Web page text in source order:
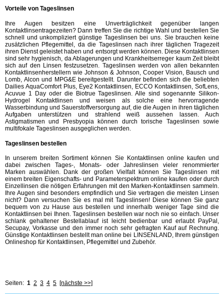
Vorteile von Tageslinsen
Ihre Augen besitzen eine Unverträglichkeit gegenüber langen
Kontaktlinsentragezeiten? Dann treffen Sie die richtige Wahl und bestellen Sie
schnell und unkompliziert günstige Tageslinsen bei uns. Sie brauchen keine
zusätzlichen Pflegemittel, da die Tageslinsen nach ihrer täglichen Tragezeit
ihren Dienst geleistet haben und entsorgt werden können. Diese Kontaktlinsen
sind sehr hygienisch, da Ablagerungen und Krankheitserreger kaum Zeit bleibt
sich auf den Linsen festzusetzen. Tageslinsen werden von allen bekannten
Kontaktlinsenherstellern wie Johnson & Johnson, Cooper Vision, Bausch und
Lomb, Alcon und MPG&E bereitgestellt. Darunter befinden sich die beliebten
Dailies AquaComfort Plus, Eye2 Kontaktlinsen, ECCO Kontaktlinsen, SofLens,
Acuvue 1 Day oder die Biotrue Tageslinsen. Alle sind sogenannte Silikon-
Hydrogel Kontaktlinsen und weisen als solche eine hervorragende
Wasserbindung und Sauerstoffversorgung auf, die die Augen in ihren täglichen
Aufgaben unterstützen und strahlend weiß aussehen lassen. Auch
Astigmatismen und Presbyopia können durch torische Tageslinsen sowie
multifokale Tageslinsen ausgeglichen werden.
Tageslinsen bestellen
In unserem breiten Sortiment können Sie Kontaktlinsen online kaufen und
dabei zwischen Tages-, Monats- oder Jahreslinsen vieler renommierter
Marken auswählen. Dank der großen Vielfalt können Sie Tageslinsen mit
einem breiten Eigenschafts- und Parameterspektrum online kaufen oder durch
Einzellinsen die nötigen Erfahrungen mit den Marken-Kontaktlinsen sammeln.
Ihre Augen sind besonders empfindlich und Sie vertragen die meisten Linsen
nicht? Dann versuchen Sie es mal mit Tageslinsen! Diese können Sie ganz
bequem von zu Hause aus bestellen und innerhalb weniger Tage sind die
Kontaktlinsen bei Ihnen. Tageslinsen bestellen war noch nie so einfach. Unser
schlank gehaltener Bestellablauf ist leicht bedienbar und erlaubt PayPal,
Secupay, Vorkasse und den immer noch sehr gefragten Kauf auf Rechnung.
Günstige Kontaktlinsen bestellt man online bei LINSENLAND, Ihrem günstigen
Onlineshop für Kontaktlinsen, Pflegemittel und Zubehör.
Seiten: 1 2 3 4 5 [nächste >>]